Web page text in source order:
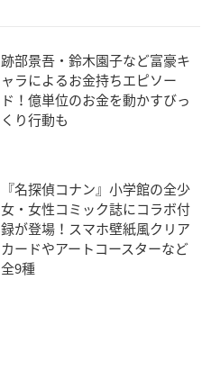
跡部景吾・鈴木園子など富豪キ
ャラによるお金持ちエピソー
ド！億単位のお金を動かすびっ
くり行動も
『名探偵コナン』小学館の全少
女・女性コミック誌にコラボ付
録が登場！スマホ壁紙風クリア
カードやアートコースターなど
全9種